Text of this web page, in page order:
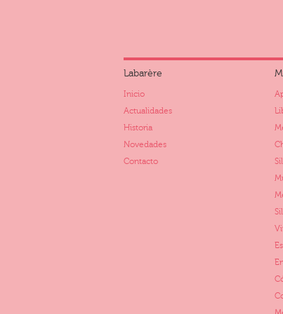
Labarère
Inicio
Actualidades
Historia
Novedades
Contacto